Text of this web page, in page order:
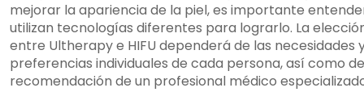
mejorar la apariencia de la piel, es importante
utilizan tecnologías diferentes para lograrlo. La
entre Ultherapy e HIFU dependerá de las necesidades
preferencias individuales de cada persona, así como
recomendación de un profesional médico